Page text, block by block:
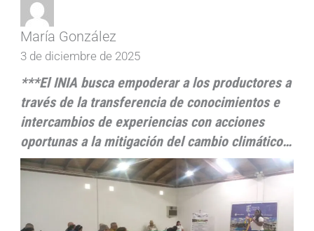
María González
3 de diciembre de 2025
***El INIA busca empoderar a los productores a
través de la transferencia de conocimientos e
intercambios de experiencias con acciones
oportunas a la mitigación del cambio climático…